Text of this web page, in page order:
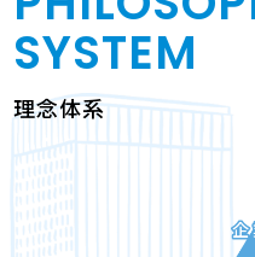
SYSTEM
理念体系